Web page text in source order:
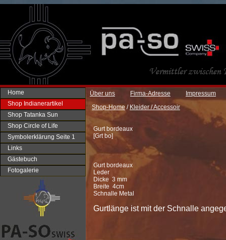
Home
Shop Indianerartikel
Shop Tatanka Sun
Shop Circle of Life
Symbolerklärung Seite 1
Links
Gästebuch
Fotogalerie
Über uns Firma-Adresse
Impressum
Shop-Home / Kleider / Accessoir
Gurt bordeaux
[Grt bo]
Gurt bordeaux
Leder
Dicke 3 mm
Breite 4cm
Schnalle Metal
Gurtlänge ist mit der Schnalle